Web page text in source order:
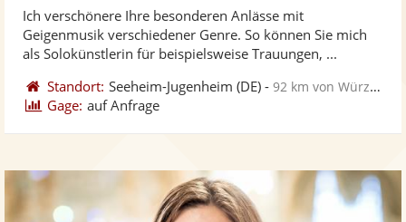
Ich verschönere Ihre besonderen Anlässe mit
Geigenmusik verschiedener Genre. So können Sie mich
als Solokünstlerin für beispielsweise Trauungen, ...
Standort: Seeheim-Jugenheim (DE) -92 km von Würzburg
Gage: auf Anfrage